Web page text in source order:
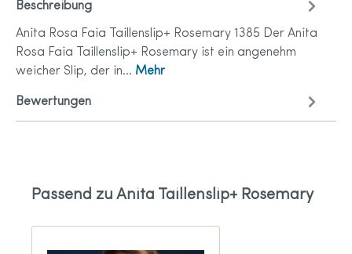
Beschreibung
Anita Rosa Faia Taillenslip+ Rosemary 1385 Der Anita
Rosa Faia Taillenslip+ Rosemary ist ein angenehm
weicher Slip, der in… Mehr
Bewertungen
Passend zu Anita Taillenslip+ Rosemary